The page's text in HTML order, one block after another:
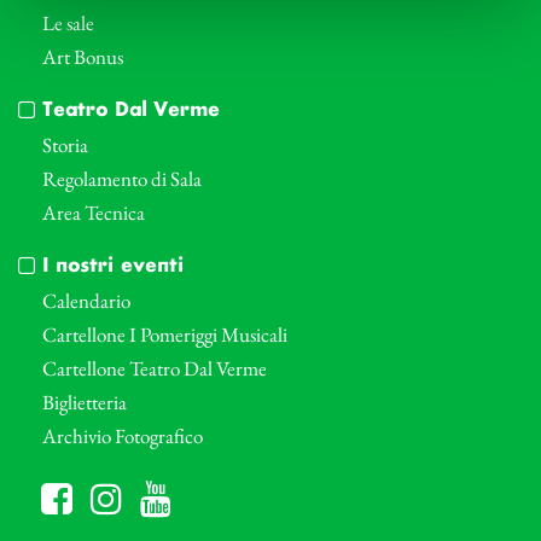
Le sale
Art Bonus
Teatro Dal Verme
Storia
Regolamento di Sala
Area Tecnica
I nostri eventi
Calendario
Cartellone I Pomeriggi Musicali
Cartellone Teatro Dal Verme
Biglietteria
Archivio Fotografico